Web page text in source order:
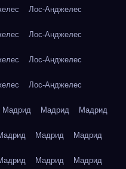
Лос-Анджелес
Лос-Анджелес
Лос-Анджелес
Лос-Анджелес
Мадрид Мадрид Мадрид
Мадрид Мадрид
Мадрид Мадрид